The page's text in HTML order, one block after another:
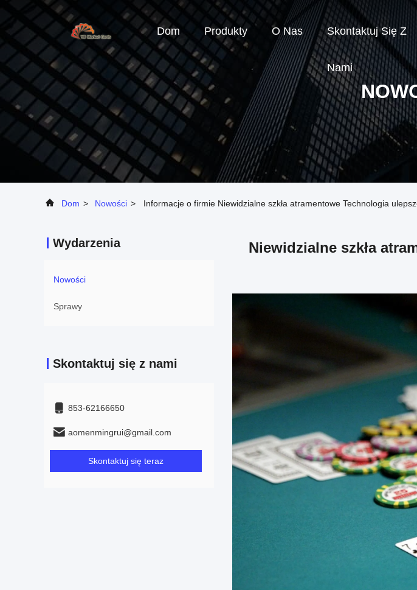
Dom Produkty O Nas Skontaktuj Się Z
Nami
Dom > Nowości > Informacje o firmie Niewidzialne szkła atramentowe Technologia
Wydarzenia
Nowości
Sprawy
Skontaktuj się z nami
853-62166650‬
aomenmingrui@gmail.com
Skontaktuj się teraz
Niewidzialne szkła